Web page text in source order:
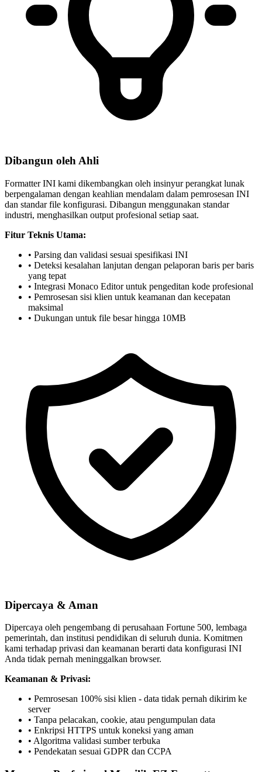
Dibangun oleh Ahli
Formatter INI kami dikembangkan oleh insinyur perangkat lunak
berpengalaman dengan keahlian mendalam dalam pemrosesan INI
dan standar file konfigurasi. Dibangun menggunakan standar
industri, menghasilkan output profesional setiap saat.
Fitur Teknis Utama:
• Parsing dan validasi sesuai spesifikasi INI
• Deteksi kesalahan lanjutan dengan pelaporan baris per baris
yang tepat
• Integrasi Monaco Editor untuk pengeditan kode profesional
• Pemrosesan sisi klien untuk keamanan dan kecepatan
maksimal
• Dukungan untuk file besar hingga 10MB
Dipercaya & Aman
Dipercaya oleh pengembang di perusahaan Fortune 500, lembaga
pemerintah, dan institusi pendidikan di seluruh dunia. Komitmen
kami terhadap privasi dan keamanan berarti data konfigurasi INI
Anda tidak pernah meninggalkan browser.
Keamanan & Privasi:
• Pemrosesan 100% sisi klien - data tidak pernah dikirim ke
server
• Tanpa pelacakan, cookie, atau pengumpulan data
• Enkripsi HTTPS untuk koneksi yang aman
• Algoritma validasi sumber terbuka
• Pendekatan sesuai GDPR dan CCPA